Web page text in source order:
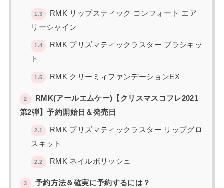
1.3
RMK リップスティック コンフォート エア
リーシャイン
1.4
RMK プリズマティックラスター ブラシキッ
ト
1.5 RMK クリーミィファンデーションEX
2
RMK(アールエムケー)【クリスマスコフレ2021
第2弾】予約開始日＆発売日
2.1
RMK プリズマティックラスター リップグロ
スキット
2.2 RMK ネイルポリッシュ
3 予約方法＆確実に予約するには？